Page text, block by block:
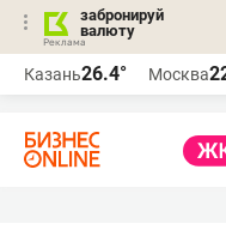
забронируй
валюту
Казань26.4° Москва